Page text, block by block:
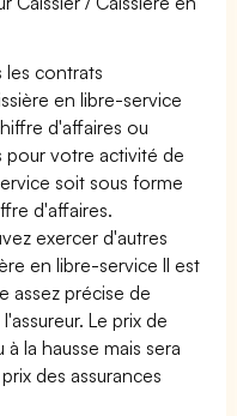
les contrats
en libre-service
d'affaires ou
pour votre activité de
soit sous forme
d'affaires.
exercer d'autres
en libre-service Il est
assez précise de
Le prix de
la hausse mais sera
des assurances